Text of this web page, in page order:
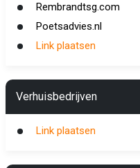
Rembrandtsg.com
Poetsadvies.nl
Link plaatsen
Verhuisbedrijven
Link plaatsen